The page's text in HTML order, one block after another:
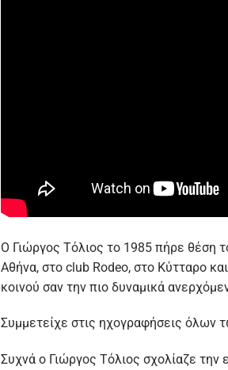
Ο Γιώργος Τόλιος το 1985 πήρε θέση
Αθήνα, στο club Rodeo, στο Κύτταρο
κοινού σαν την πιο δυναμικά
Συμμετείχε στις ηχογραφήσεις όλων
Συχνά ο Γιώργος Τόλιος σχολίαζε την